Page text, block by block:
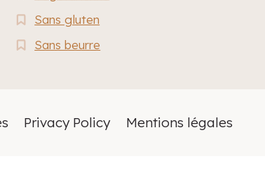
Sans gluten
Sans beurre
Privacy Policy Mentions légales